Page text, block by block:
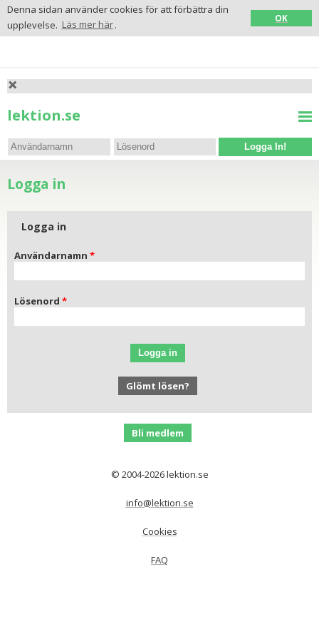
Denna sidan använder cookies för att förbättra din
upplevelse. Läs mer här.
OK
lektion.se
Logga In!
Logga in
Logga in
Användarnamn
Lösenord
Logga in
Glömt lösen?
Bli medlem
© 2004-2026 lektion.se
info@lektion.se
Cookies
FAQ